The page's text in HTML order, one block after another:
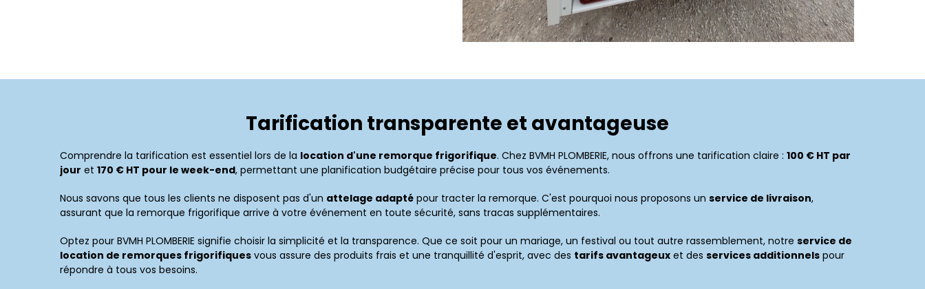
Tarification transparente et avantageuse
Comprendre la tarification est essentiel lors de la location d'une remorque frigorifique. Chez BVMH PLOMBERIE, nous offrons une tarification claire : 100 € HT par
jour et 170 € HT pour le week-end, permettant une planification budgétaire précise pour tous vos événements.
Nous savons que tous les clients ne disposent pas d'un attelage adapté pour tracter la remorque. C'est pourquoi nous proposons un service de livraison,
assurant que la remorque frigorifique arrive à votre événement en toute sécurité, sans tracas supplémentaires.
Optez pour BVMH PLOMBERIE signifie choisir la simplicité et la transparence. Que ce soit pour un mariage, un festival ou tout autre rassemblement, notre service de
location de remorques frigorifiques vous assure des produits frais et une tranquillité d'esprit, avec des tarifs avantageux et des services additionnels pour
répondre à tous vos besoins.